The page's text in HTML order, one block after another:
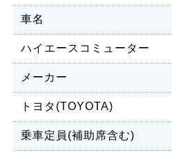
車名
ハイエースコミューター
メーカー
トヨタ(TOYOTA)
乗車定員(補助席含む)